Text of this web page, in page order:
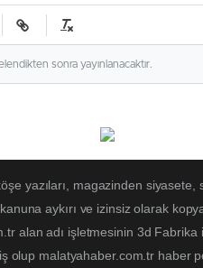
sonra yayınlanacaktır.
yazıları, magazinden
aykırı ve izinsiz olarak
alan adı işletmesinin 3d
olup malatyahaber.com.tr